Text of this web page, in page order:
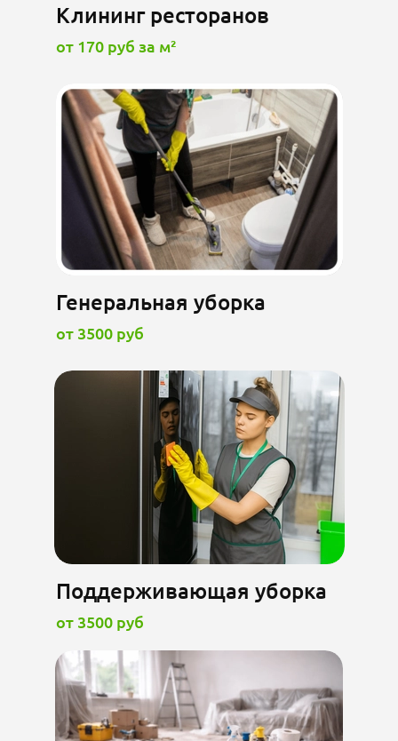
Клининг ресторанов
от 170 руб за м²
Генеральная уборка
от 3500 руб
Поддерживающая уборка
от 3500 руб